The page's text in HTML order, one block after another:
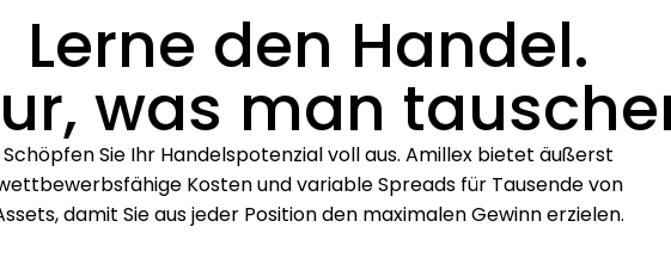
Lerne den Handel.
was man
Schöpfen Sie Ihr Handelspotenzial voll aus. Amillex bietet äußerst
Kosten und variable Spreads für Tausende von
damit Sie aus jeder Position den maximalen Gewinn erzielen.